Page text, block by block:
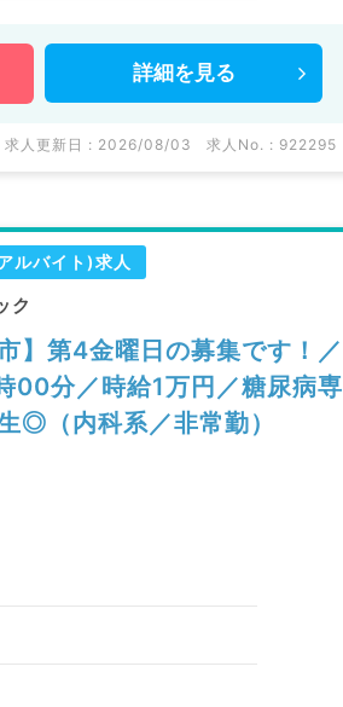
詳細を 見る
求人更新日 : 2026/08/03 求人No. : 922295
ルバイト)求人
ク
】第4金曜日の募集です！／
00分／時給1万円／糖尿病専
◎（内科系／非常勤）